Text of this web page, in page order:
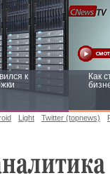
к
Как
Light Twitter (topnews)